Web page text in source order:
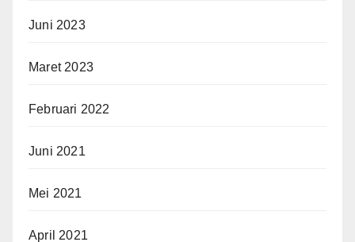
Juni 2023
Maret 2023
Februari 2022
Juni 2021
Mei 2021
April 2021